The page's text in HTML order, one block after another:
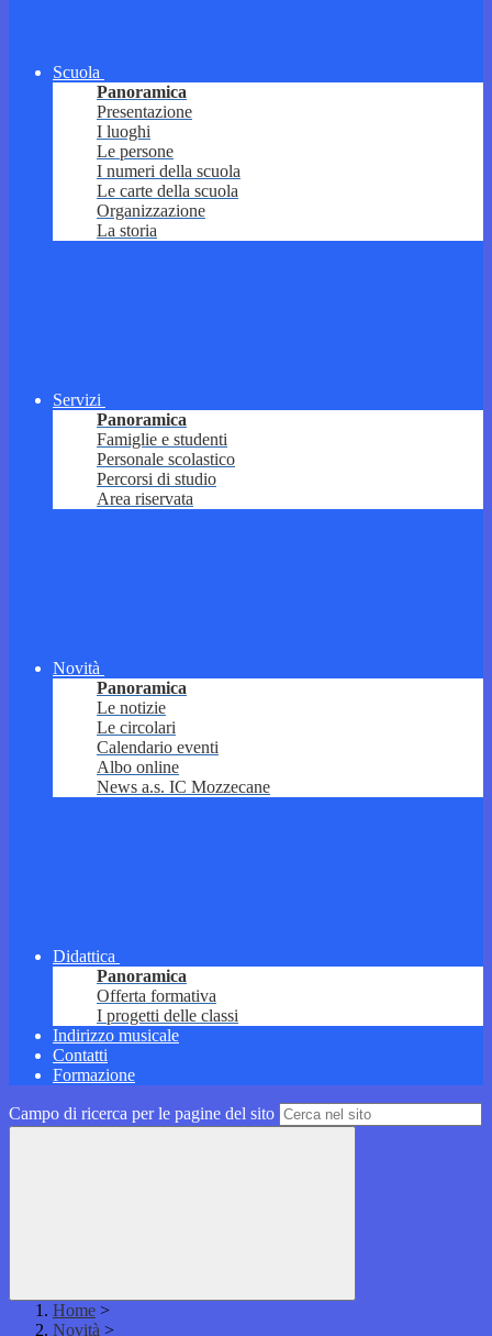
Scuola
Panoramica
Presentazione
I luoghi
Le persone
I numeri della scuola
Le carte della scuola
Organizzazione
La storia
Servizi
Panoramica
Famiglie e studenti
Personale scolastico
Percorsi di studio
Area riservata
Novità
Panoramica
Le notizie
Le circolari
Calendario eventi
Albo online
News a.s. IC Mozzecane
Didattica
Panoramica
Offerta formativa
I progetti delle classi
Indirizzo musicale
Contatti
Formazione
Campo di ricerca per le pagine del sito
Home >
Novità >